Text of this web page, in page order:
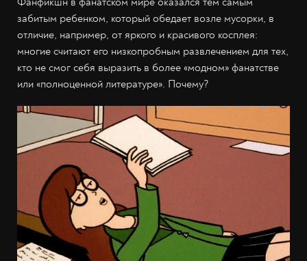
забитым ребенком, который обедает возле мусорки, в
отличие, например, от яркого и красивого косплея:
многие считают его низкопробным развлечением для тех,
кто не смог себя выразить в более «модном» фанатстве
или «полноценной литературе». Почему?